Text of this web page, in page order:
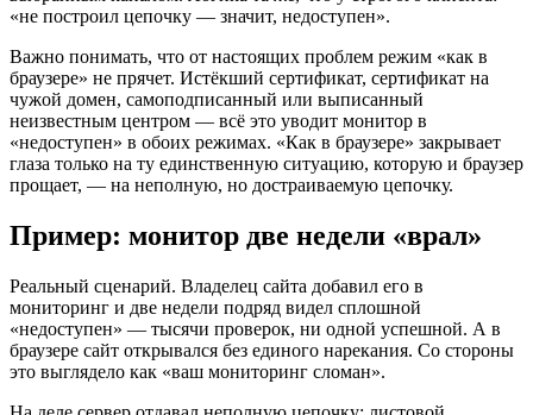
«не построил цепочку — значит, недоступен».
Важно понимать, что от настоящих проблем режим «как в
браузере» не прячет. Истёкший сертификат, сертификат на
чужой домен, самоподписанный или выписанный
неизвестным центром — всё это уводит монитор в
«недоступен» в обоих режимах. «Как в браузере» закрывает
глаза только на ту единственную ситуацию, которую и браузер
прощает, — на неполную, но достраиваемую цепочку.
Пример: монитор две недели «врал»
Реальный сценарий. Владелец сайта добавил его в
мониторинг и две недели подряд видел сплошной
«недоступен» — тысячи проверок, ни одной успешной. А в
браузере сайт открывался без единого нарекания. Со стороны
это выглядело как «ваш мониторинг сломан».